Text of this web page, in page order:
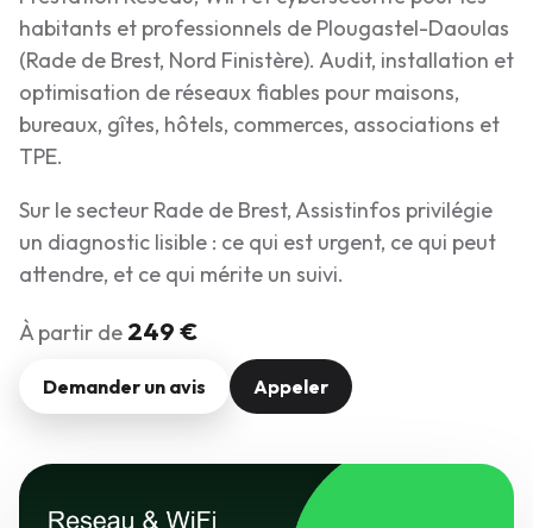
habitants et professionnels de Plougastel-Daoulas
(Rade de Brest, Nord Finistère). Audit, installation et
optimisation de réseaux fiables pour maisons,
bureaux, gîtes, hôtels, commerces, associations et
TPE.
Sur le secteur Rade de Brest, Assistinfos privilégie
un diagnostic lisible : ce qui est urgent, ce qui peut
attendre, et ce qui mérite un suivi.
À partir de 249 €
Demander un avis Appeler